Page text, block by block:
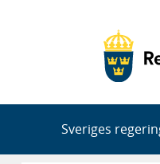
Sveriges